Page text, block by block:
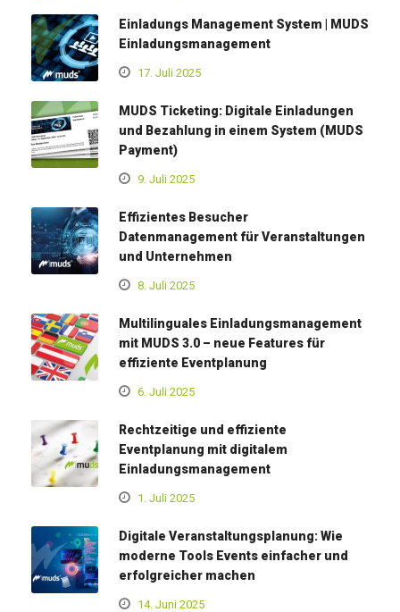
Einladungs Management System | MUDS
Einladungsmanagement
17. Juli 2025
MUDS Ticketing: Digitale Einladungen
und Bezahlung in einem System (MUDS
Payment)
9. Juli 2025
Effizientes Besucher
Datenmanagement für Veranstaltungen
und Unternehmen
8. Juli 2025
Multilinguales Einladungsmanagement
mit MUDS 3.0 – neue Features für
effiziente Eventplanung
6. Juli 2025
Rechtzeitige und effiziente
Eventplanung mit digitalem
Einladungsmanagement
1. Juli 2025
Digitale Veranstaltungsplanung: Wie
moderne Tools Events einfacher und
erfolgreicher machen
14. Juni 2025